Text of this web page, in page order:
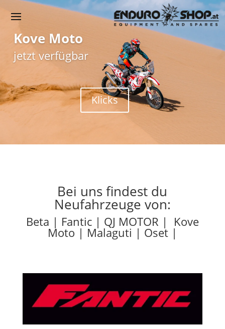
Kove Moto
jetzt verfügbar
Klicks
Bei uns findest du
Neufahrzeuge von:
Beta | Fantic | QJ MOTOR | Kove
Moto | Malaguti | Oset |